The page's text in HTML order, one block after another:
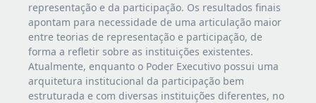
representação e da participação. Os resultados finais
apontam para necessidade de uma articulação maior
entre teorias de representação e participação, de
forma a refletir sobre as instituições existentes.
Atualmente, enquanto o Poder Executivo possui uma
arquitetura institucional da participação bem
estruturada e com diversas instituições diferentes, no